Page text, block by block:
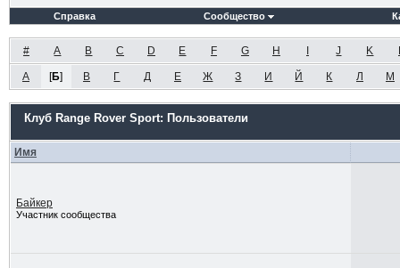
Справка Сообщество
# A B C D E F G H J K
А [Б] В Г Д Е Ж З И Й К Л М
Клуб Range Rover Sport: Пользователи
Имя
Байкер
Участник сообщества